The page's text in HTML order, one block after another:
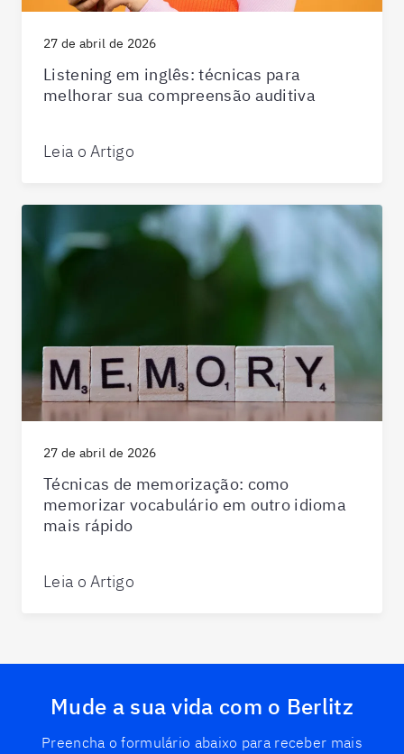
27 de abril de 2026
Listening em inglês: técnicas para
melhorar sua compreensão auditiva
Leia o Artigo
27 de abril de 2026
Técnicas de memorização: como
memorizar vocabulário em outro idioma
mais rápido
Leia o Artigo
Mude a sua vida com o Berlitz
Preencha o formulário abaixo para receber mais